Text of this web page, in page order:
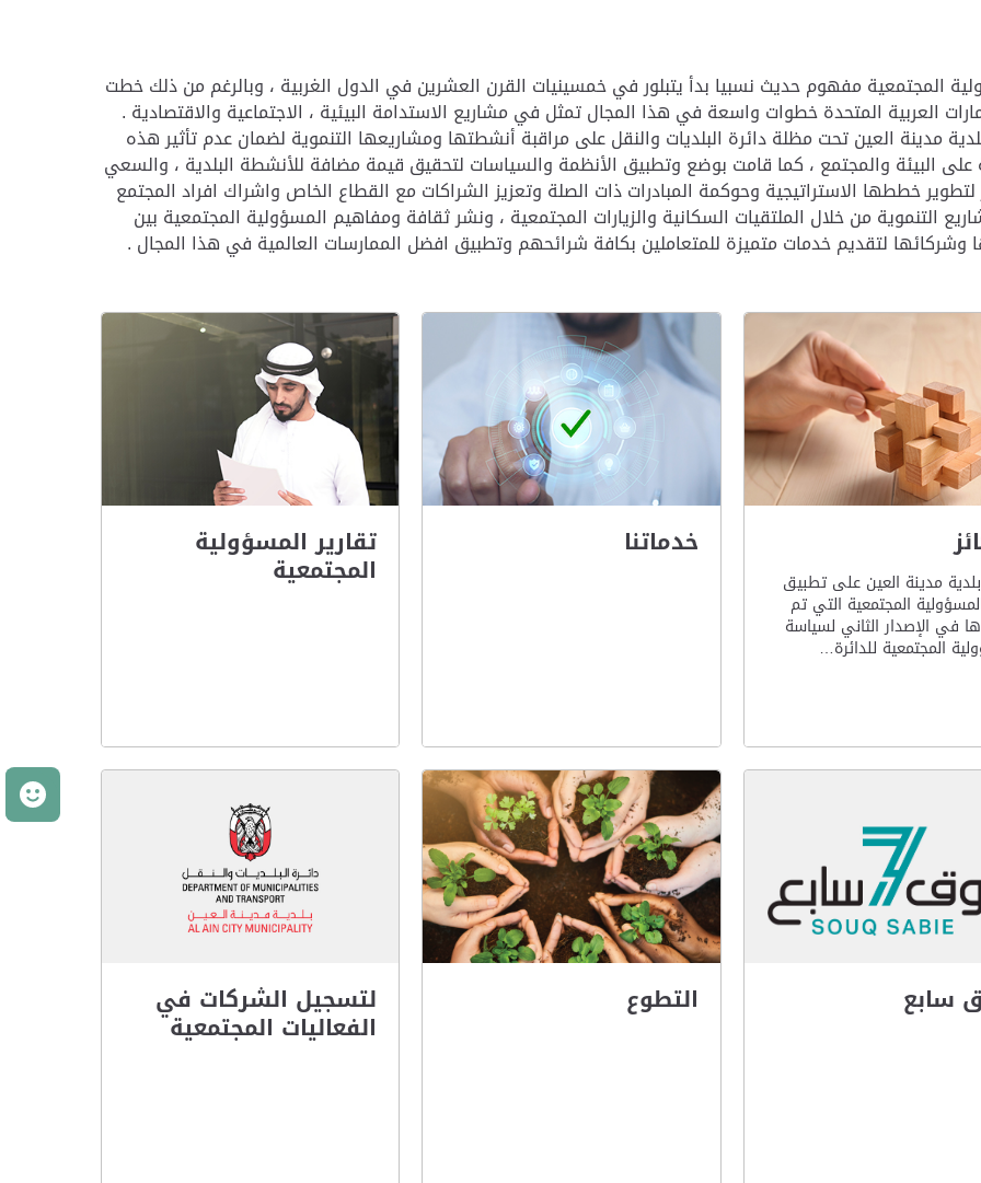
المجتمعية مفهوم حديث نسبيا بدأ يتبلور في خمسينيات القرن العشرين في الدول الغربية ، وبالرغم من ذلك خطت
العربية المتحدة خطوات واسعة في هذا المجال تمثل في مشاريع الاستدامة البيئية ، الاجتماعية والاقتصادية .
مدينة العين تحت مظلة دائرة البلديات والنقل على مراقبة أنشطتها ومشاريعها التنموية لضمان عدم تأثير هذه
على البيئة والمجتمع ، كما قامت بوضع وتطبيق الأنظمة والسياسات لتحقيق قيمة مضافة للأنشطة البلدية ، والسعي
لتطوير خططها الاستراتيجية وحوكمة المبادرات ذات الصلة وتعزيز الشراكات مع القطاع الخاص واشراك افراد المجتمع
التنموية من خلال الملتقيات السكانية والزيارات المجتمعية ، ونشر ثقافة ومفاهيم المسؤولية المجتمعية بين
وشركائها لتقديم خدمات متميزة للمتعاملين بكافة شرائحهم وتطبيق افضل الممارسات العالمية في هذا المجال .
مدينة العين على تطبيق
المجتمعية التي تم
في الإصدار الثاني لسياسة
المجتمعية للدائرة…
خدماتنا تقارير المسؤولية
المجتمعية
سابع التطوع لتسجيل الشركات في
الفعاليات المجتمعية